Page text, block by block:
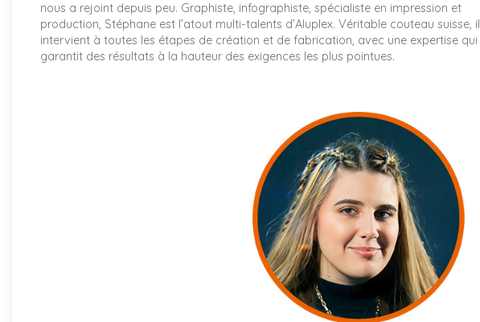
nous a rejoint depuis peu. Graphiste, infographiste, spécialiste en impression et
production, Stéphane est l’atout multi-talents d’Aluplex. Véritable couteau suisse, il
intervient à toutes les étapes de création et de fabrication, avec une expertise qui
garantit des résultats à la hauteur des exigences les plus pointues.